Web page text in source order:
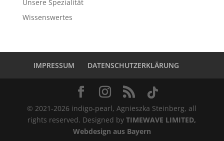
Unsere Spezialität
Wissenswertes
IMPRESSUM DATENSCHUTZERKLÄRUNG
© 2021-2026 indigo-pearl, Agnieszka Steinberg, all
rights reserved. Designed byTIMEWAVE LIMITED,
Webdesign aus Bayern